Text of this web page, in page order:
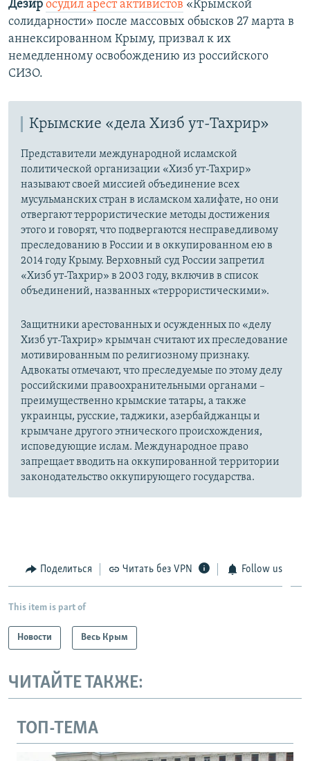
Дезир осудил арест активистов «Крымской
солидарности» после массовых обысков 27 марта в
аннексированном Крыму, призвал к их
немедленному освобождению из российского
СИЗО.
Крымские «дела Хизб ут-Тахрир»
Представители международной исламской
политической организации «Хизб ут-Тахрир»
называют своей миссией объединение всех
мусульманских стран в исламском халифате, но они
отвергают террористические методы достижения
этого и говорят, что подвергаются несправедливому
преследованию в России и в оккупированном ею в
2014 году Крыму. Верховный суд России запретил
«Хизб ут-Тахрир» в 2003 году, включив в список
объединений, названных «террористическими».
Защитники арестованных и осужденных по «делу
Хизб ут-Тахрир» крымчан считают их преследование
мотивированным по религиозному признаку.
Адвокаты отмечают, что преследуемые по этому делу
российскими правоохранительными органами –
преимущественно крымские татары, а также
украинцы, русские, таджики, азербайджанцы и
крымчане другого этнического происхождения,
исповедующие ислам. Международное право
запрещает вводить на оккупированной территории
законодательство оккупирующего государства.
Поделиться Читать без VPN Follow us
This item is part of
Новости Весь Крым
ЧИТАЙТЕ ТАКЖЕ:
ТОП-ТЕМА